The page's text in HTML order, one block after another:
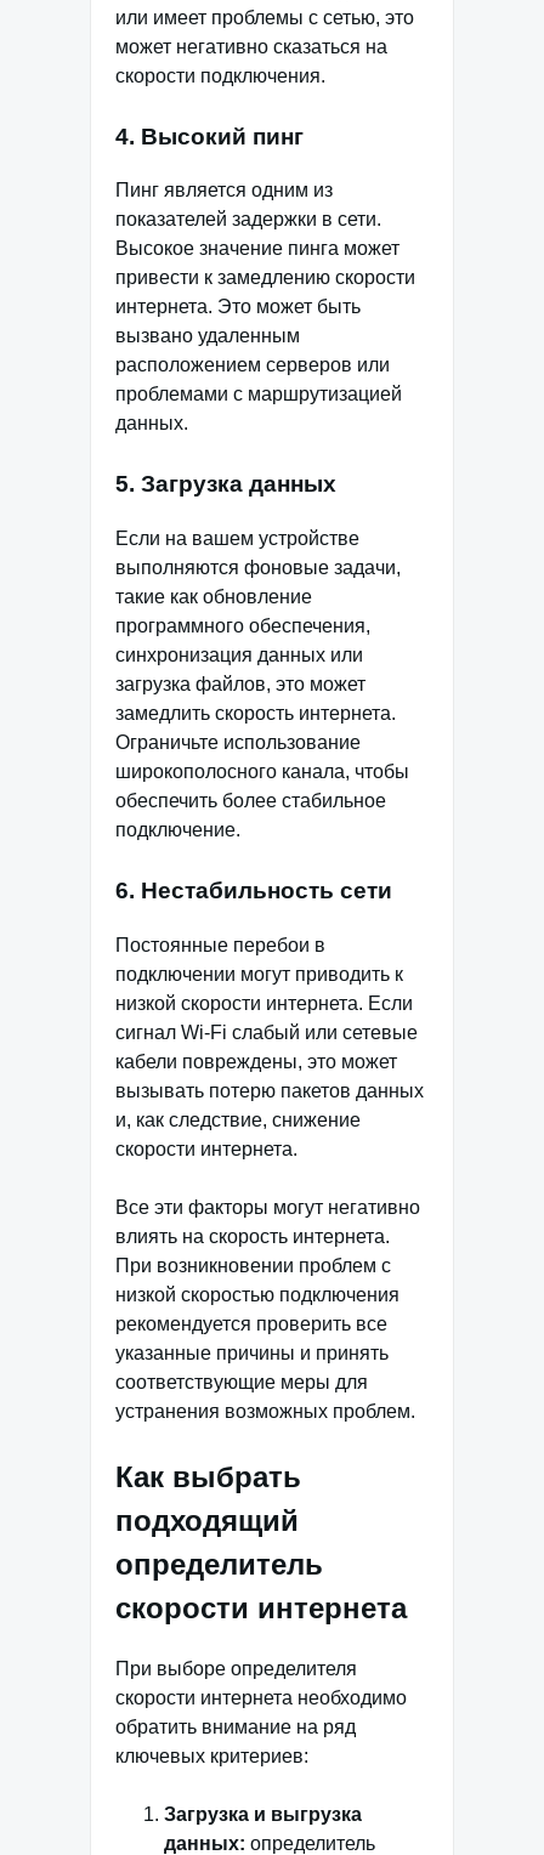
или имеет проблемы с сетью, это
может негативно сказаться на
скорости подключения.
4. Высокий пинг
Пинг является одним из
показателей задержки в сети.
Высокое значение пинга может
привести к замедлению скорости
интернета. Это может быть
вызвано удаленным
расположением серверов или
проблемами с маршрутизацией
данных.
5. Загрузка данных
Если на вашем устройстве
выполняются фоновые задачи,
такие как обновление
программного обеспечения,
синхронизация данных или
загрузка файлов, это может
замедлить скорость интернета.
Ограничьте использование
широкополосного канала, чтобы
обеспечить более стабильное
подключение.
6. Нестабильность сети
Постоянные перебои в
подключении могут приводить к
низкой скорости интернета. Если
сигнал Wi-Fi слабый или сетевые
кабели повреждены, это может
вызывать потерю пакетов данных
и, как следствие, снижение
скорости интернета.
Все эти факторы могут негативно
влиять на скорость интернета.
При возникновении проблем с
низкой скоростью подключения
рекомендуется проверить все
указанные причины и принять
соответствующие меры для
устранения возможных проблем.
Как выбрать
подходящий
определитель
скорости интернета
При выборе определителя
скорости интернета необходимо
обратить внимание на ряд
ключевых критериев:
Загрузка и выгрузка
данных: определитель